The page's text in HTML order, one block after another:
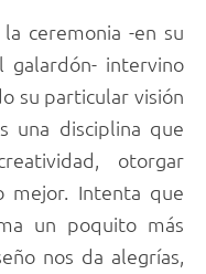
ceremonia -en su
galardón- intervino
su particular visión
una disciplina que
otorgar
mejor. Intenta que
un poquito más
nos da alegrías,